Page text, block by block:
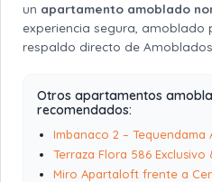
un apartamento amoblado
experiencia segura,
respaldo directo de
Otros apartamentos
recomendados:
Imbanaco 2 – Tequendama
Terraza Flora 586 Exclusivo
Miro Apartaloft frente a